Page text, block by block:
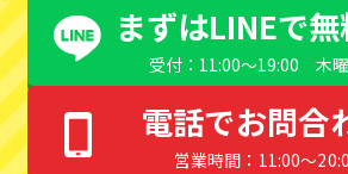
まずはLINEで
受付：11:00〜19:00 木
電話でお問合
営業時間：11:00〜